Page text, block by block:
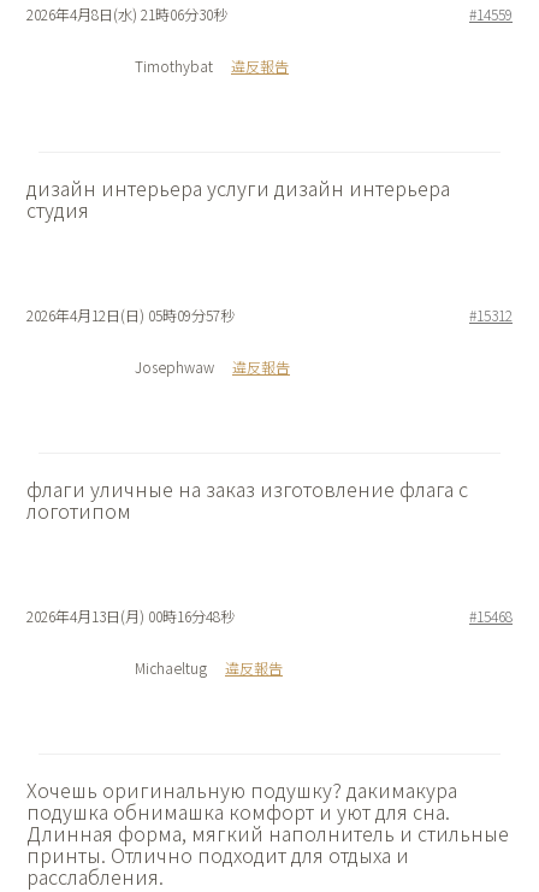
2026年4月8日(水) 21時06分30秒 #14559
Timothybat 違反報告
дизайн интерьера услуги дизайн интерьера
студия
2026年4月12日(日) 05時09分57秒 #15312
Josephwaw 違反報告
флаги уличные на заказ изготовление флага с
логотипом
2026年4月13日(月) 00時16分48秒 #15468
Michaeltug 違反報告
Хочешь оригинальную подушку? дакимакура
подушка обнимашка комфорт и уют для сна.
Длинная форма, мягкий наполнитель и стильные
принты. Отлично подходит для отдыха и
расслабления.